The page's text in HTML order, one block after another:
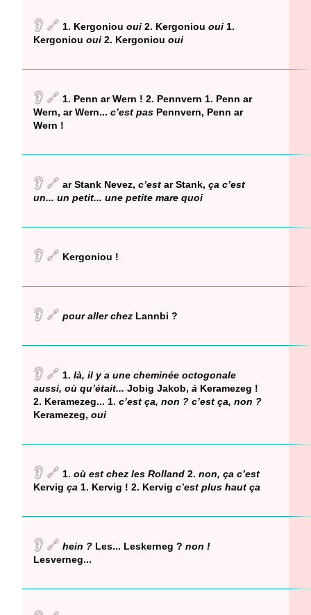
👂 🔗 1. Kergoniou oui 2. Kergoniou oui 1.
Kergoniou oui 2. Kergoniou oui
👂 🔗 1. Penn ar Wern ! 2. Pennvern 1. Penn ar
Wern, ar Wern... c’est pas Pennvern, Penn ar
Wern !
👂 🔗 ar Stank Nevez, c’est ar Stank, ça c’est
un... un petit... une petite mare quoi
👂 🔗 Kergoniou !
👂 🔗 pour aller chez Lannbi ?
👂 🔗 1. là, il y a une cheminée octogonale
aussi, où qu’était... Jobig Jakob, à Keramezeg !
2. Keramezeg... 1. c’est ça, non ? c’est ça, non ?
Keramezeg, oui
👂 🔗 1. où est chez les Rolland 2. non, ça c’est
Kervig ça 1. Kervig ! 2. Kervig c’est plus haut ça
👂 🔗 hein ? Les... Leskerneg ? non !
Lesverneg...